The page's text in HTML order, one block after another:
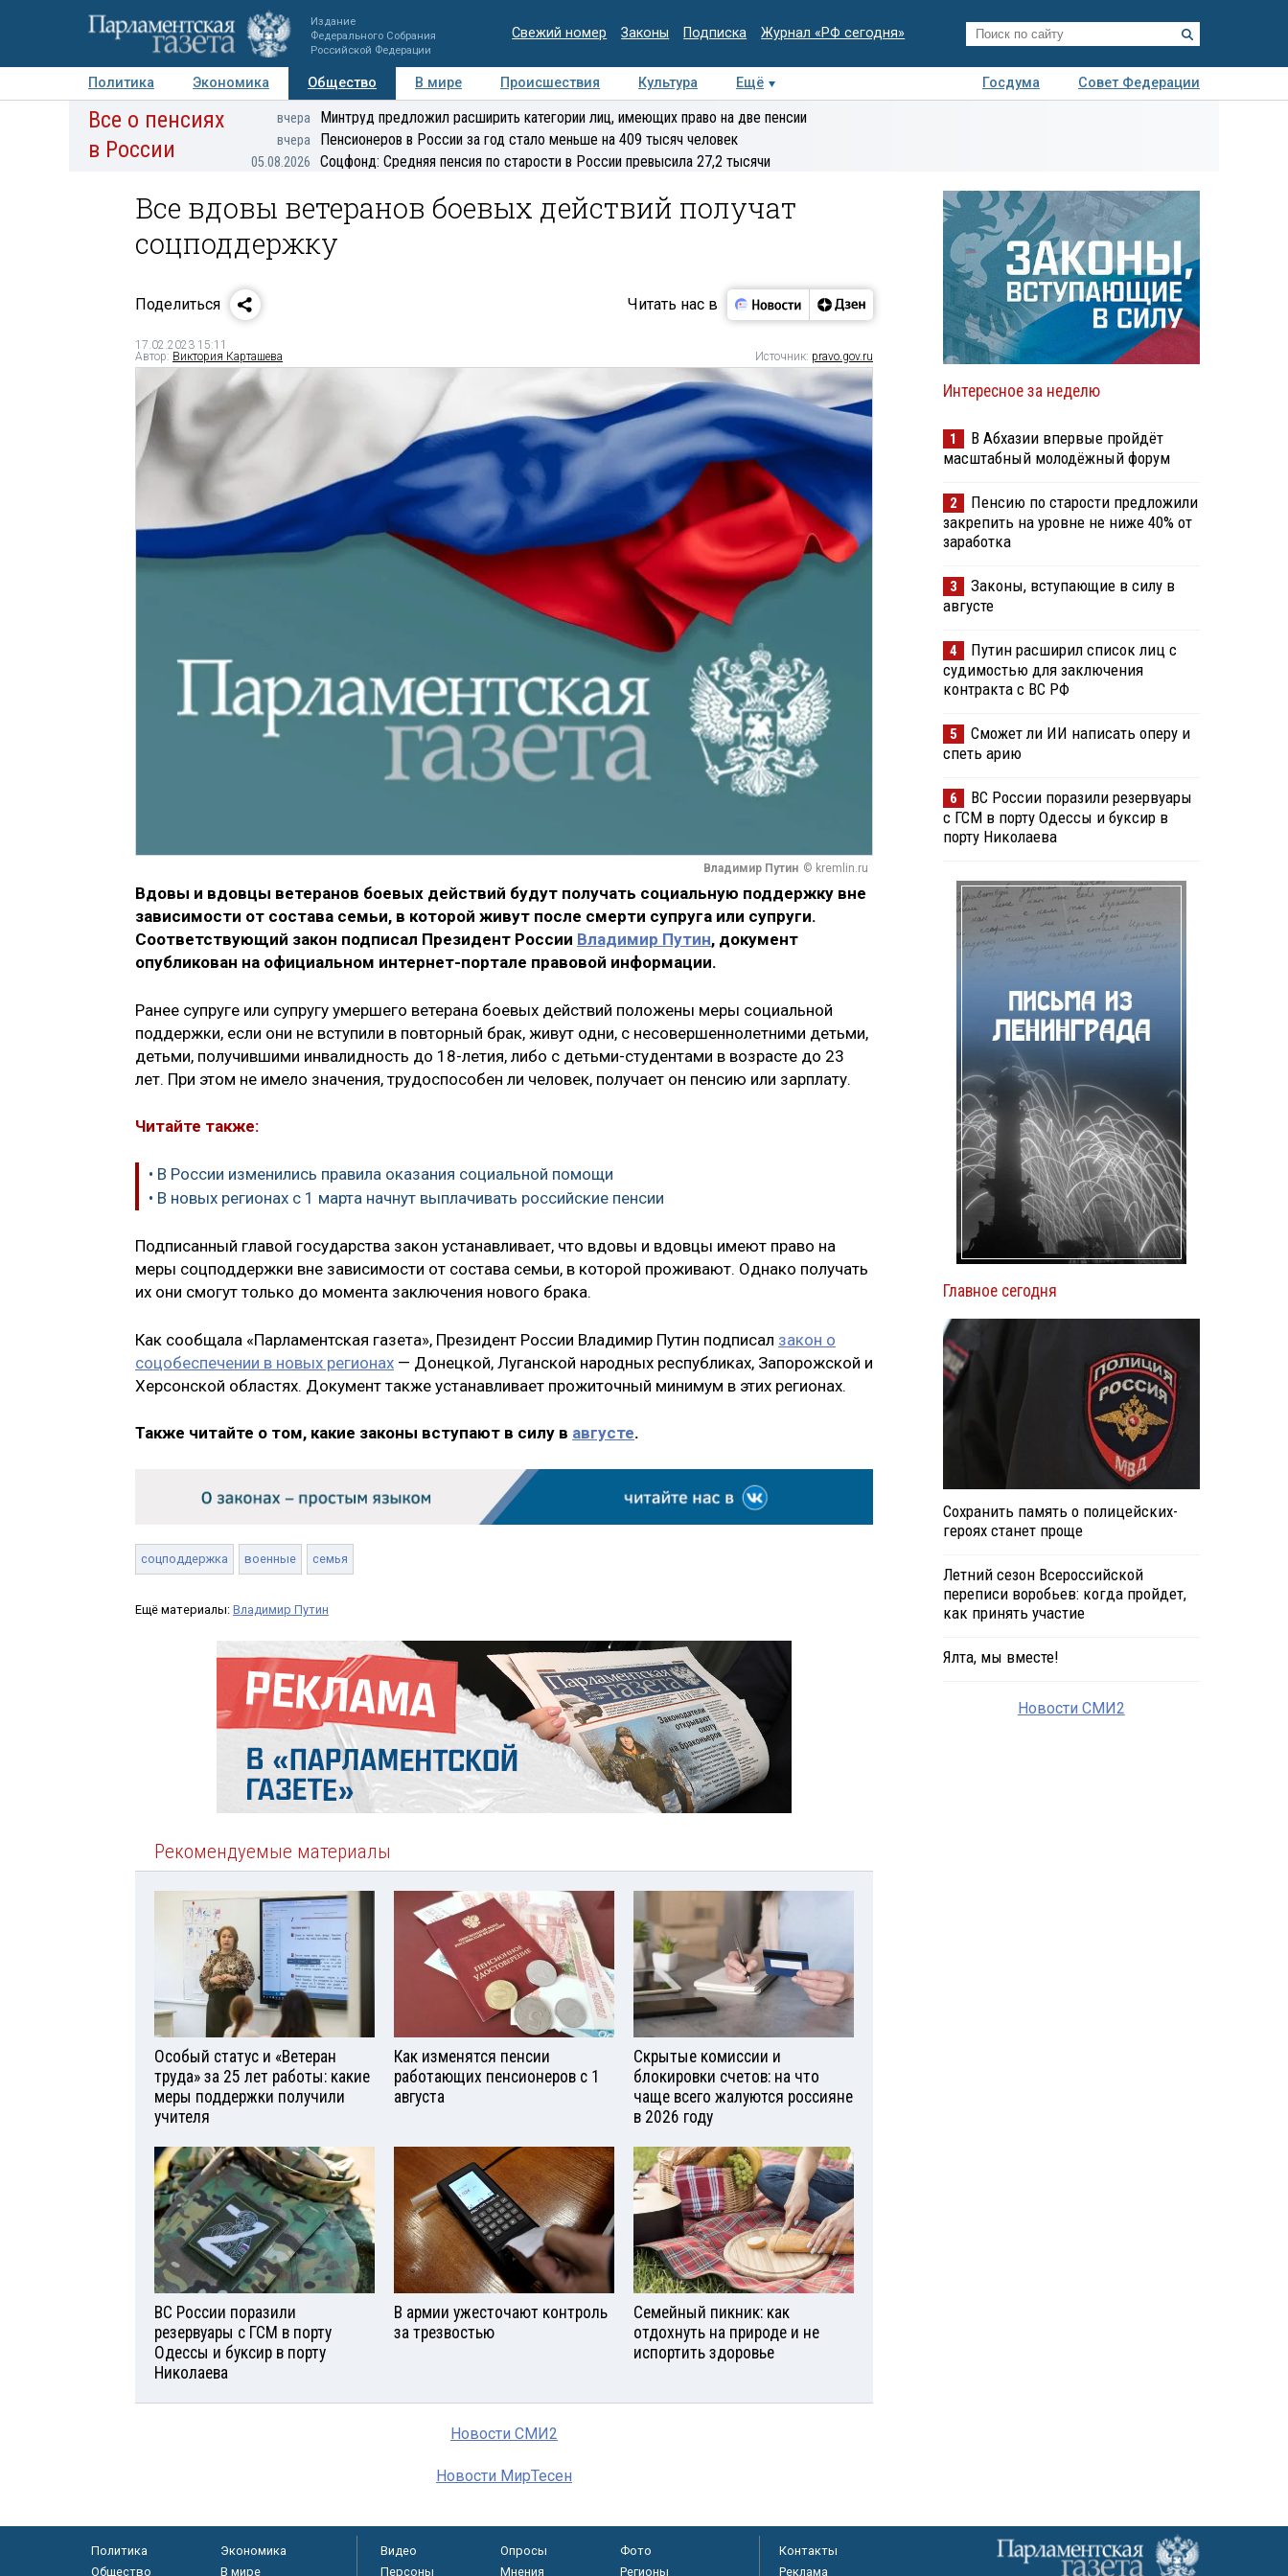
Издание
Федерального Собрания
Российской Федерации
Свежий номер Законы Подписка Журнал «РФ сегодня»
Политика Экономика Общество В мире Происшествия Культура Ещё Госдума
Совет Федерации
Авторы Персоны Мнения Регионы Медиацентр Интервью Колумнисты
Деловая
Все о пенсиях
в России
вчера Минтруд предложил расширить категории лиц, имеющих право на две пенсии
вчера Пенсионеров в России за год стало меньше на 409 тысяч человек
05.08.2026 Соцфонд: Средняя пенсия по старости в России превысила 27,2 тысячи
Все вдовы ветеранов боевых действий получат
соцподдержку
Поделиться Читать нас в
17.02.2023 15:11
Автор: Виктория Карташева Источник: pravo.gov.ru
Владимир Путин © kremlin.ru
Вдовы и вдовцы ветеранов боевых действий будут получать социальную поддержку вне
зависимости от состава семьи, в которой живут после смерти супруга или супруги.
Соответствующий закон подписал Президент России Владимир Путин, документ
опубликован на официальном интернет-портале правовой информации.
Ранее супруге или супругу умершего ветерана боевых действий положены меры социальной
поддержки, если они не вступили в повторный брак, живут одни, с несовершеннолетними детьми,
детьми, получившими инвалидность до 18-летия, либо с детьми-студентами в возрасте до 23
лет. При этом не имело значения, трудоспособен ли человек, получает он пенсию или зарплату.
Читайте также:
• В России изменились правила оказания социальной помощи
• В новых регионах с 1 марта начнут выплачивать российские пенсии
Подписанный главой государства закон устанавливает, что вдовы и вдовцы имеют право на
меры соцподдержки вне зависимости от состава семьи, в которой проживают. Однако получать
их они смогут только до момента заключения нового брака.
Как сообщала «Парламентская газета», Президент России Владимир Путин подписал закон о
соцобеспечении в новых регионах — Донецкой, Луганской народных республиках, Запорожской и
Херсонской областях. Документ также устанавливает прожиточный минимум в этих регионах.
Также читайте о том, какие законы вступают в силу в августе.
соцподдержка военные семья
Ещё материалы: Владимир Путин
Рекомендуемые материалы
Особый статус и «Ветеран
труда» за 25 лет работы: какие
меры поддержки получили
учителя
Как изменятся пенсии
работающих пенсионеров с 1
августа
Скрытые комиссии и
блокировки счетов: на что
чаще всего жалуются россияне
в 2026 году
ВС России поразили
резервуары с ГСМ в порту
Одессы и буксир в порту
Николаева
В армии ужесточают контроль
за трезвостью
Семейный пикник: как
отдохнуть на природе и не
испортить здоровье
Новости СМИ2
Новости МирТесен
Интересное за неделю
1
В Абхазии впервые пройдёт
масштабный молодёжный форум
2
Пенсию по старости предложили
закрепить на уровне не ниже 40% от
заработка
3
Законы, вступающие в силу в
августе
4
Путин расширил список лиц с
судимостью для заключения
контракта с ВС РФ
5
Сможет ли ИИ написать оперу и
спеть арию
6
ВС России поразили резервуары
с ГСМ в порту Одессы и буксир в
порту Николаева
Главное сегодня
Сохранить память о полицейских-
героях станет проще
Летний сезон Всероссийской
переписи воробьев: когда пройдет,
как принять участие
Ялта, мы вместе!
Новости СМИ2
Политика
Экономика
Общество
В мире
Видео Опросы
Фото
Персоны
Мнения Регионы
Контакты
Реклама